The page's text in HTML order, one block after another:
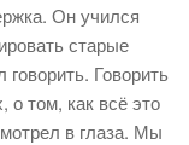
Он учился
старые
Говорить
о том, как всё это
в глаза. Мы